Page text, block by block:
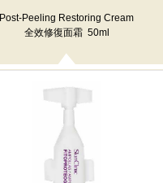
Post-Peeling Restoring Cream
全效修復面霜 50ml